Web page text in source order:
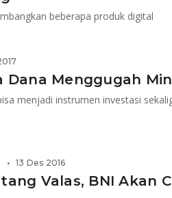
beberapa produk digital
Dana Menggugah
Valas, BNI Akan
• 13 Des 2016